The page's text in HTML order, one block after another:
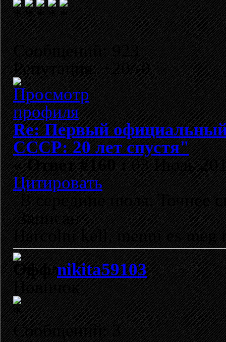
Сообщений: 923
Репутация: +20/-0
Re: Первый
СССР: 20 лет спустя"
«Ответ #160 :03 Июль
Цитировать
В середине июля. Точнее
Записан
Harcolni kell, menni es meg
nikita59103
Новичок
Сообщений: 3